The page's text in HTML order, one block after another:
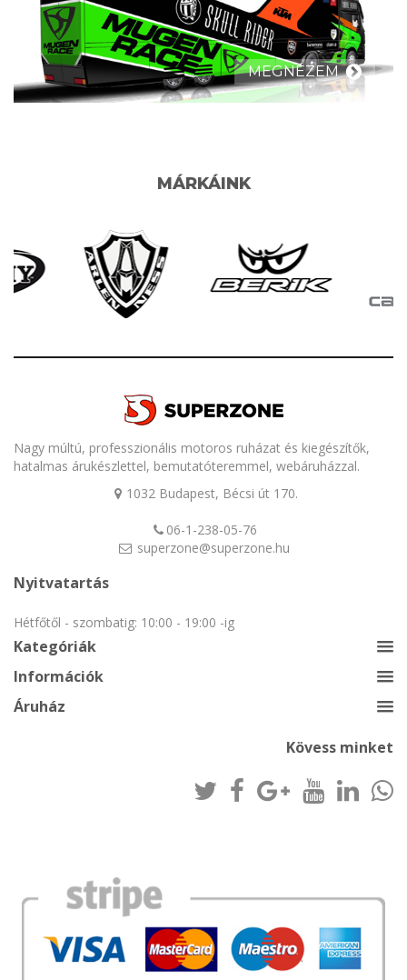
MEGNÉZEM
MÁRKÁINK
Nagy múltú, professzionális motoros ruházat és kiegészítők,
hatalmas árukészlettel, bemutatóteremmel, webáruházzal.
1032 Budapest, Bécsi út 170.
06-1-238-05-76
superzone@superzone.hu
Nyitvatartás
Hétfőtől - szombatig: 10:00 - 19:00 -ig
Kategóriák
Információk
Áruház
Kövess minket